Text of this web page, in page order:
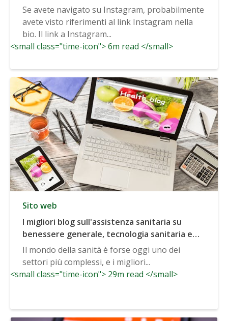
Se avete navigato su Instagram, probabilmente
avete visto riferimenti al link Instagram nella
bio. Il link a Instagram...
<small class="time-icon"> 6m read </small>
Sito web
I migliori blog sull'assistenza sanitaria su
benessere generale, tecnologia sanitaria e
altro ancora
Il mondo della sanità è forse oggi uno dei
settori più complessi, e i migliori...
<small class="time-icon"> 29m read </small>